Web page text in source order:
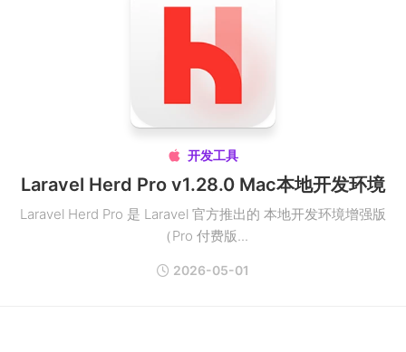
 开发工具
Laravel Herd Pro v1.28.0 Mac本地开发环境
Laravel Herd Pro 是 Laravel 官方推出的 本地开发环境增强版
（Pro 付费版...
2026-05-01